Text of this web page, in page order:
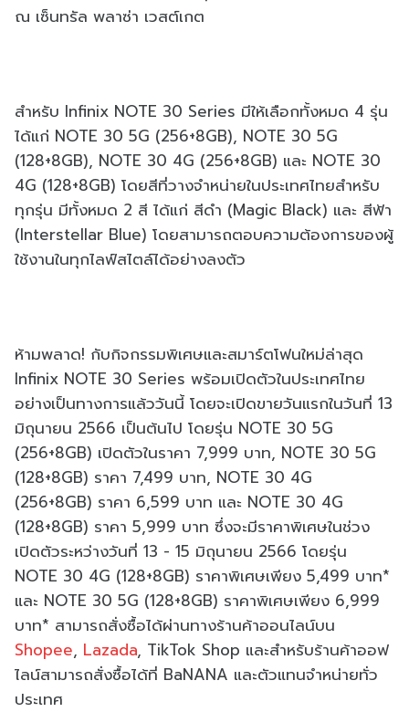
ณ เซ็นทรัล พลาซ่า เวสต์เกต
สำหรับ Infinix NOTE 30 Series มีให้เลือกทั้งหมด 4 รุ่น
ได้แก่ NOTE 30 5G (256+8GB), NOTE 30 5G
(128+8GB), NOTE 30 4G (256+8GB) และ NOTE 30
4G (128+8GB) โดยสีที่วางจำหน่ายในประเทศไทยสำหรับ
ทุกรุ่น มีทั้งหมด 2 สี ได้แก่ สีดำ (Magic Black) และ สีฟ้า
(Interstellar Blue) โดยสามารถตอบความต้องการของผู้
ใช้งานในทุกไลฟ์สไตล์ได้อย่างลงตัว
ห้ามพลาด! กับกิจกรรมพิเศษและสมาร์ตโฟนใหม่ล่าสุด
Infinix NOTE 30 Series พร้อมเปิดตัวในประเทศไทย
อย่างเป็นทางการแล้ววันนี้ โดยจะเปิดขายวันแรกในวันที่ 13
มิถุนายน 2566 เป็นต้นไป โดยรุ่น NOTE 30 5G
(256+8GB) เปิดตัวในราคา 7,999 บาท, NOTE 30 5G
(128+8GB) ราคา 7,499 บาท, NOTE 30 4G
(256+8GB) ราคา 6,599 บาท และ NOTE 30 4G
(128+8GB) ราคา 5,999 บาท ซึ่งจะมีราคาพิเศษในช่วง
เปิดตัวระหว่างวันที่ 13 - 15 มิถุนายน 2566 โดยรุ่น
NOTE 30 4G (128+8GB) ราคาพิเศษเพียง 5,499 บาท*
และ NOTE 30 5G (128+8GB) ราคาพิเศษเพียง 6,999
บาท* สามารถสั่งซื้อได้ผ่านทางร้านค้าออนไลน์บน
Shopee, Lazada, TikTok Shop และสำหรับร้านค้าออฟ
ไลน์สามารถสั่งซื้อได้ที่ BaNANA และตัวแทนจำหน่ายทั่ว
ประเทศ